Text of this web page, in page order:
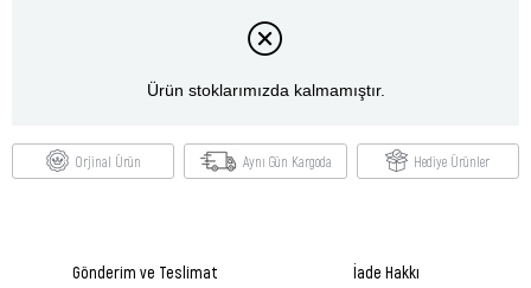
Ürün stoklarımızda kalmamıştır.
Orjinal Ürün Aynı Gün Kargoda Hediye Ürünler
Gönderim ve Teslimat İade Hakkı